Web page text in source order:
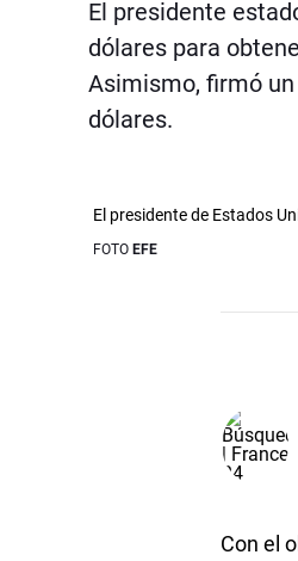
El presidente
dólares para
Asimismo, firmó
dólares.
El presidente de Estados
FOTO EFE
Con el